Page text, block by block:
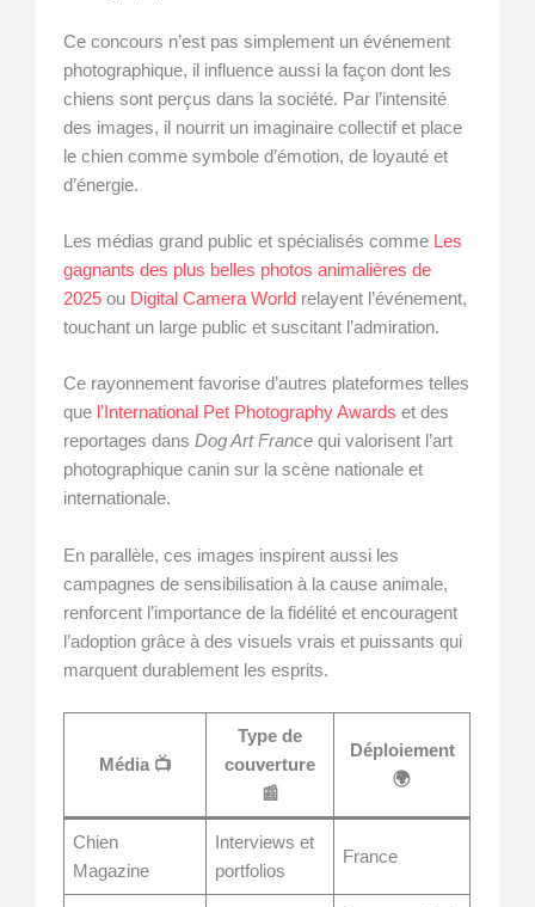
Ce concours n’est pas simplement un événement
photographique, il influence aussi la façon dont les
chiens sont perçus dans la société. Par l’intensité
des images, il nourrit un imaginaire collectif et place
le chien comme symbole d’émotion, de loyauté et
d’énergie.
Les médias grand public et spécialisés comme Les
gagnants des plus belles photos animalières de
2025 ou Digital Camera World relayent l’événement,
touchant un large public et suscitant l’admiration.
Ce rayonnement favorise d’autres plateformes telles
que l’International Pet Photography Awards et des
reportages dansDog Art France qui valorisent l’art
photographique canin sur la scène nationale et
internationale.
En parallèle, ces images inspirent aussi les
campagnes de sensibilisation à la cause animale,
renforcent l’importance de la fidélité et encouragent
l’adoption grâce à des visuels vrais et puissants qui
marquent durablement les esprits.
Média 📺
Type de
couverture
📰
Déploiement
🌍
Chien
Magazine
Interviews et
portfolios
France